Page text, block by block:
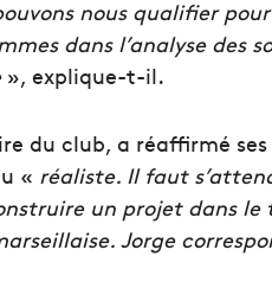
nous qualifier
dans l’analyse des
», explique-t-il.
du club, a réaffirmé
« réaliste. Il faut
un projet dans le
Jorge